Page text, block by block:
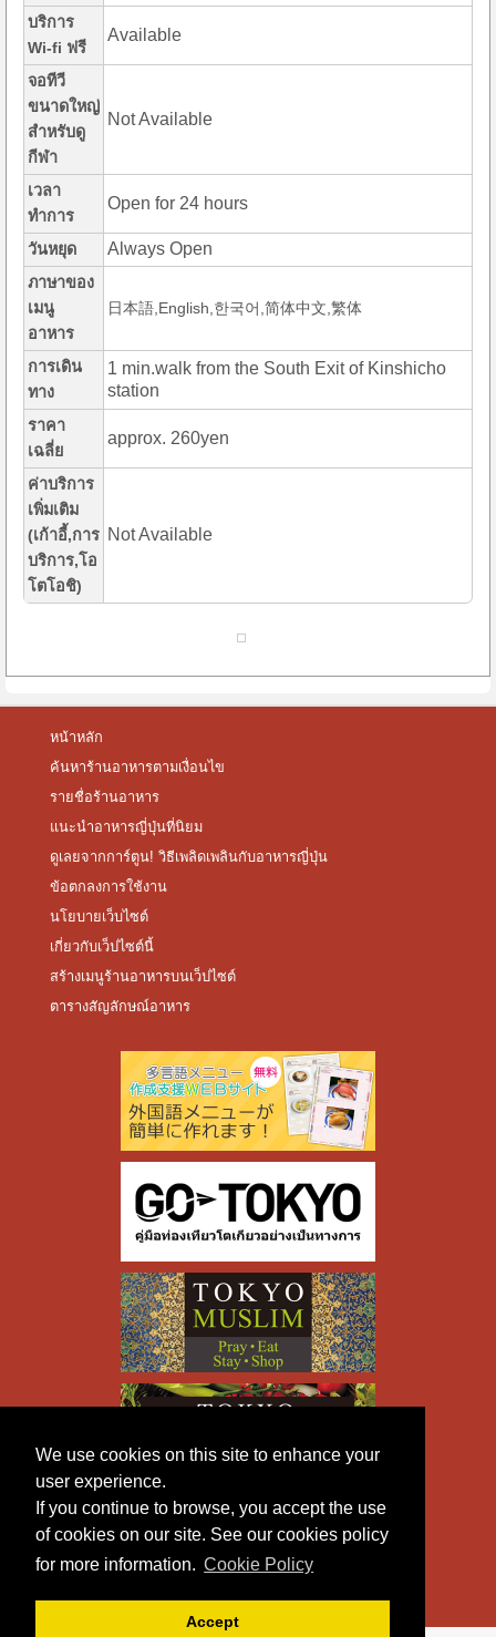
We use cookies on this site to enhance your
user experience.
If you continue to browse, you accept the use
of cookies on our site. See our cookies policy
for more information. Cookie Policy
Accept
บริการ
Wi-fi ฟรี
Available
จอทีวี
ขนาดใหญ่
สำหรับดู
กีฬา
Not Available
เวลา
ทำการ
Open for 24 hours
วันหยุด Always Open
ภาษาของ
เมนู
อาหาร
日本語,English,한국어,简体中文,繁体
การเดิน
ทาง
1 min.walk from the South Exit of Kinshicho
station
ราคา
เฉลี่ย
approx. 260yen
ค่าบริการ
เพิ่มเติม
(เก้าอี้,การ
บริการ,โอ
โตโอชิ)
Not Available
หน้าหลัก
ค้นหาร้านอาหารตามเงื่อนไข
รายชื่อร้านอาหาร
แนะนำอาหารญี่ปุ่นที่นิยม
ดูเลยจากการ์ตูน! วิธีเพลิดเพลินกับอาหารญี่ปุ่น
ข้อตกลงการใช้งาน
นโยบายเว็บไซต์
เกี่ยวกับเว็ปไซต์นี้
สร้างเมนูร้านอาหารบนเว็ปไซต์
ตารางสัญลักษณ์อาหาร